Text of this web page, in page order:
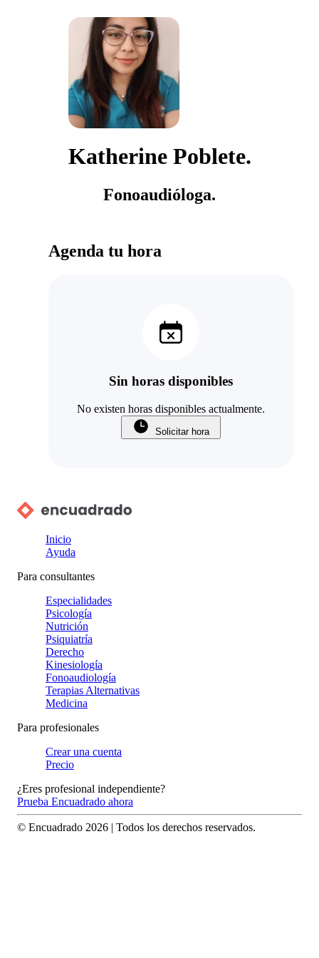
Katherine Poblete.
Fonoaudióloga.
Agenda tu hora
Sin horas disponibles
No existen horas disponibles actualmente.
Solicitar hora
Inicio
Ayuda
Para consultantes
Especialidades
Psicología
Nutrición
Psiquiatría
Derecho
Kinesiología
Fonoaudiología
Terapias Alternativas
Medicina
Para profesionales
Crear una cuenta
Precio
¿Eres profesional independiente?
Prueba Encuadrado ahora
© Encuadrado 2026 | Todos los derechos reservados.